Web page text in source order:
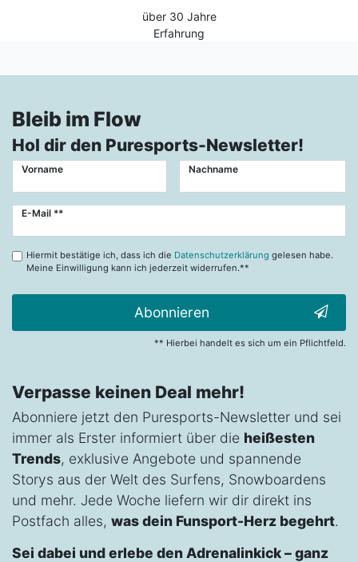
über 30 Jahre
Erfahrung
Bleib im Flow
Hol dir den Puresports-Newsletter!
Vorname Nachname
E-Mail **
Newsletter
Hiermit bestätige ich, dass ich die Datenschutzerklärung gelesen habe.
Meine Einwilligung kann ich jederzeit widerrufen.**
Abonnieren
** Hierbei handelt es sich um ein Pflichtfeld.
Verpasse keinen Deal mehr!
Abonniere jetzt den Puresports-Newsletter und sei
immer als Erster informiert über die heißesten
Trends, exklusive Angebote und spannende
Storys aus der Welt des Surfens, Snowboardens
und mehr. Jede Woche liefern wir dir direkt ins
Postfach alles, was dein Funsport-Herz begehrt.
Sei dabei und erlebe den Adrenalinkick – ganz